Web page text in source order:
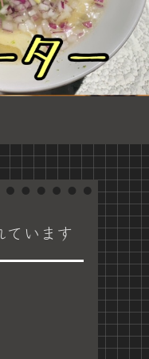
ています